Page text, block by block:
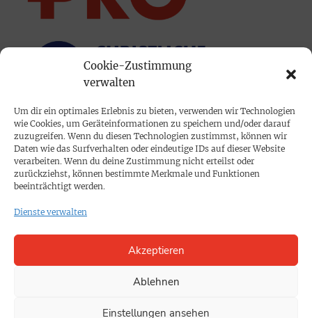
Cookie-Zustimmung
verwalten
Um dir ein optimales Erlebnis zu bieten, verwenden wir Technologien
wie Cookies, um Geräteinformationen zu speichern und/oder darauf
zuzugreifen. Wenn du diesen Technologien zustimmst, können wir
Daten wie das Surfverhalten oder eindeutige IDs auf dieser Website
verarbeiten. Wenn du deine Zustimmung nicht erteilst oder
zurückziehst, können bestimmte Merkmale und Funktionen
beeinträchtigt werden.
Dienste verwalten
Akzeptieren
Ablehnen
Einstellungen ansehen
PRINTAUSGABE
Mediadaten
Impressum